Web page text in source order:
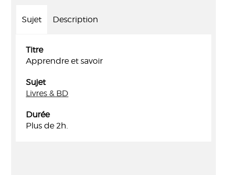
Sujet Description
Titre
Apprendre et savoir
Sujet
Livres & BD
Durée
Plus de 2h.